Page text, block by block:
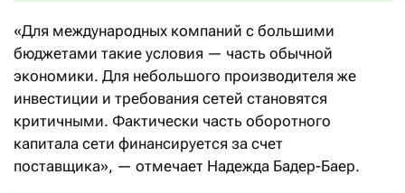
«Для международных компаний с большими
бюджетами такие условия — часть обычной
экономики. Для небольшого производителя же
инвестиции и требования сетей становятся
критичными. Фактически часть оборотного
капитала сети финансируется за счет
поставщика», — отмечает Надежда Бадер-Баер.